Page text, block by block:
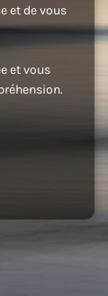
et de vous
et vous